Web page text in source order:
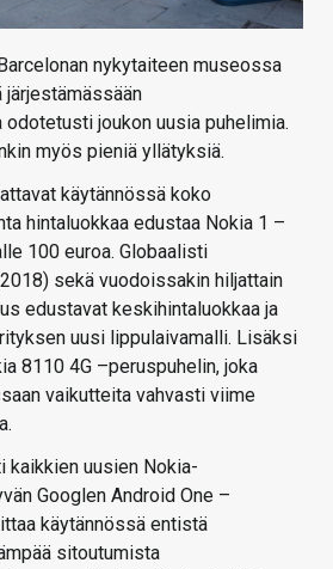
nykytaiteen museossa
järjestämässään
joukon uusia puhelimia.
myös pieniä yllätyksiä.
käytännössä koko
hintaluokkaa edustaa Nokia 1 –
100 euroa. Globaalisti
sekä vuodoissakin hiljattain
edustavat keskihintaluokkaa ja
uusi lippulaivamalli. Lisäksi
8110 4G –peruspuhelin, joka
vaikutteita vahvasti viime
kaikkien uusien Nokia-
Googlen Android One –
käytännössä entistä
sitoutumista